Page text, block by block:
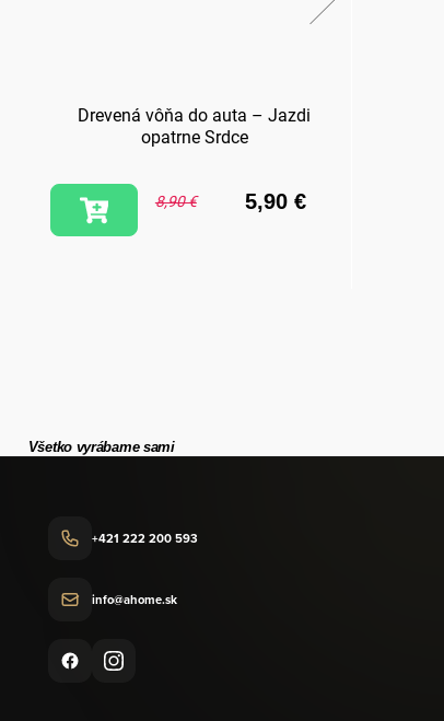
Drevená vôňa do auta – Jazdi
opatrne Srdce
8,90 € 5,90 €
Všetko vyrábame sami
+421 222 200 593
info@ahome.sk